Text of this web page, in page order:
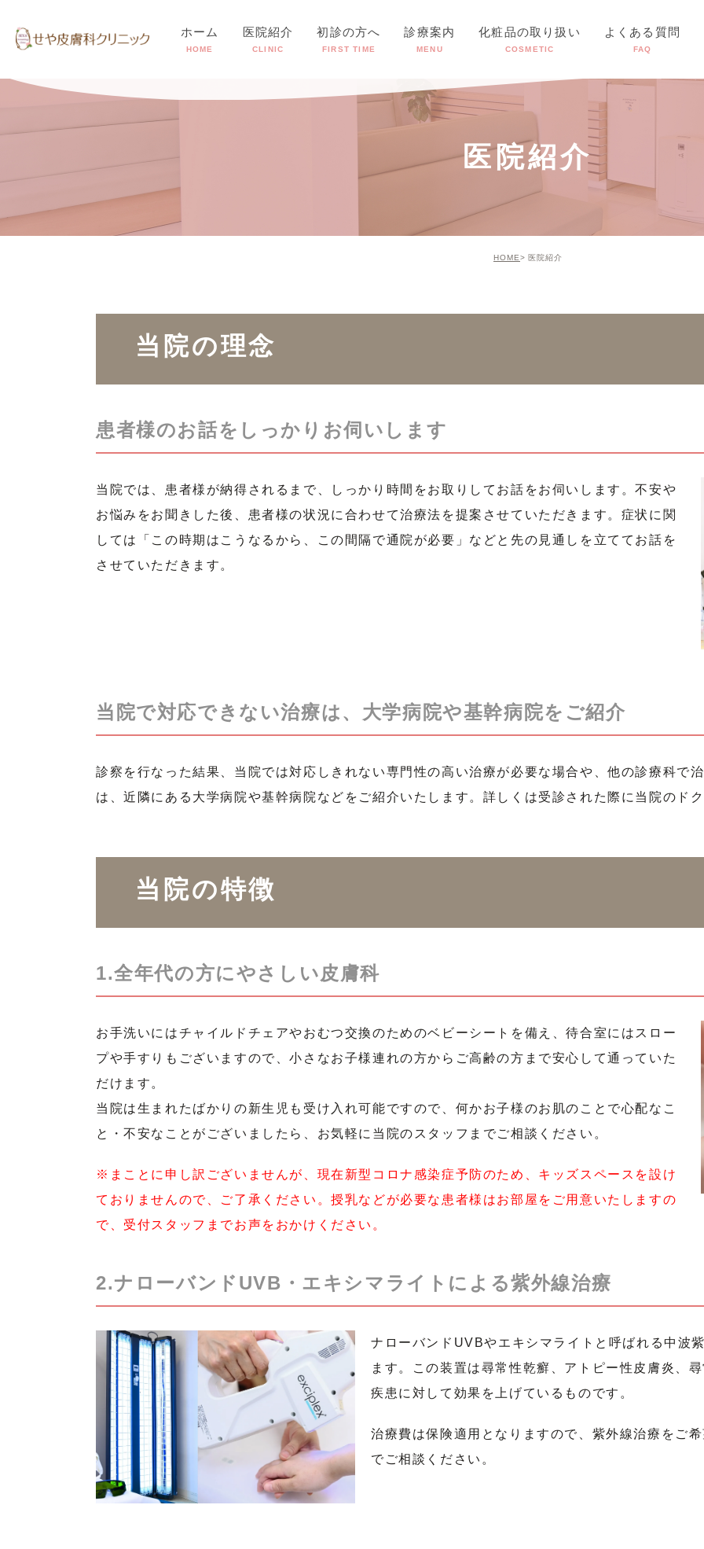
ホーム
HOME
医院紹介
CLINIC
初診の方へ
FIRST TIME
診療案内
MENU
▶︎ 一般皮膚科診療
その他の保険診療
化粧品の取り扱い
COSMETIC
よくある質問
FAQ
医院紹介
HOME 医院紹介
当院の理念
患者様のお話をしっかりお伺いします
当院では、患者様が納得されるまで、しっかり時間をお取りしてお話をお伺いします。不安や
お悩みをお聞きした後、患者様の状況に合わせて治療法を提案させていただきます。症状に関
しては「この時期はこうなるから、この間隔で通院が必要」などと先の見通しを立ててお話を
させていただきます。
当院で対応できない治療は、大学病院や基幹病院をご紹介
診察を行なった結果、当院では対応しきれない専門性の高い治療が必要な場合や、他の診療科で
は、近隣にある大学病院や基幹病院などをご紹介いたします。詳しくは受診された際に当院のド
当院の特徴
1.全年代の方にやさしい皮膚科
お手洗いにはチャイルドチェアやおむつ交換のためのベビーシートを備え、待合室にはスロー
プや手すりもございますので、小さなお子様連れの方からご高齢の方まで安心して通っていた
だけます。
当院は生まれたばかりの新生児も受け入れ可能ですので、何かお子様のお肌のことで心配なこ
と・不安なことがございましたら、お気軽に当院のスタッフまでご相談ください。
※まことに申し訳ございませんが、現在新型コロナ感染症予防のため、キッズスペースを設け
ておりませんので、ご了承ください。授乳などが必要な患者様はお部屋をご用意いたしますの
で、受付スタッフまでお声をおかけください。
2.ナローバンドUVB・エキシマライトによる紫外線治療
ナローバンドUVBやエキシマライトと呼ばれる中波
ます。この装置は尋常性乾癬、アトピー性皮膚炎、
疾患に対して効果を上げているものです。
治療費は保険適用となりますので、紫外線治療をご
でご相談ください。